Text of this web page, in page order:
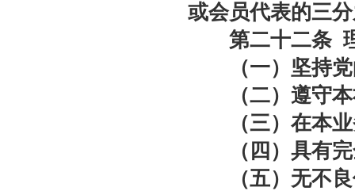
或会员代表的三
第二十二条
（一）坚持党
（二）遵守本
（三）在本业
（四）具有完
（五）无不良